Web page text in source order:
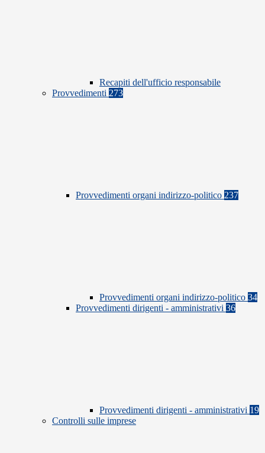
Recapiti dell'ufficio responsabile
Provvedimenti 273
Provvedimenti organi indirizzo-politico 237
Provvedimenti organi indirizzo-politico 34
Provvedimenti dirigenti - amministrativi 36
Provvedimenti dirigenti - amministrativi 19
Controlli sulle imprese